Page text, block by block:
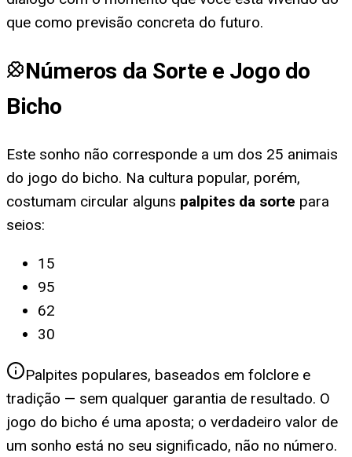
que como previsão concreta do futuro.
Números da Sorte e Jogo do
Bicho
Este sonho não corresponde a um dos 25 animais
do jogo do bicho. Na cultura popular, porém,
costumam circular alguns palpites da sorte para
seios:
15
95
62
30
Palpites populares, baseados em folclore e
tradição — sem qualquer garantia de resultado. O
jogo do bicho é uma aposta; o verdadeiro valor de
um sonho está no seu significado, não no número.